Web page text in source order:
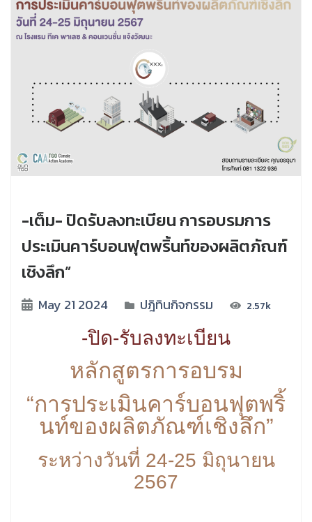
-เต็ม- ปิดรับลงทะเบียน การอบรมการ
ประเมินคาร์บอนฟุตพริ้นท์ของผลิตภัณฑ์
เชิงลึก”
May 21 2024 ปฎิทินกิจกรรม 2.57k
-ปิด-รับลงทะเบียน
หลักสูตรการอบรม
“การประเมินคาร์บอนฟุตพริ้
นท์ของผลิตภัณฑ์เชิงลึก”
ระหว่างวันที่ 24-25 มิถุนายน
2567